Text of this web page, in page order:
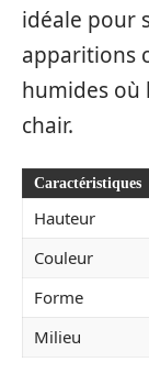
idéale pour
apparitions
humides où
chair.
Caractéristiques
Hauteur
Couleur
Forme
Milieu